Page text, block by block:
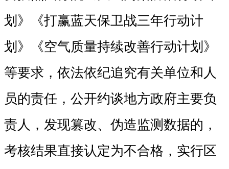
划》《打赢蓝天保卫战三年行动计
划》《空气质量持续改善行动计划》
等要求，依法依纪追究有关单位和人
员的责任，公开约谈地方政府主要负
责人，发现篡改、伪造监测数据的，
考核结果直接认定为不合格，实行区